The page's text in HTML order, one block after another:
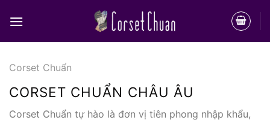
qua
Corset Chuẩn
CORSET CHUẨN CHÂU ÂU
Corset Chuẩn tự hào là đơn vị tiên phong nhập khẩu,